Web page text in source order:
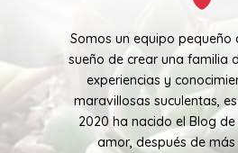
Somos un equipo pequeño
sueño de crear una familia
experiencias y
maravillosas suculentas,
2020 ha nacido el Blog de
amor, después de